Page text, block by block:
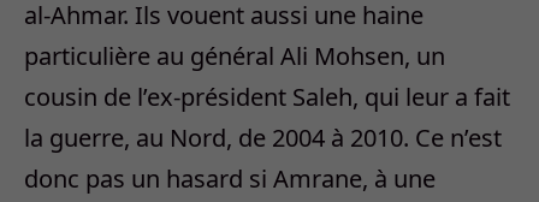
al-Ahmar. Ils vouent aussi une haine
particulière au général Ali Mohsen, un
cousin de l’ex-président Saleh, qui leur a fait
la guerre, au Nord, de 2004 à 2010. Ce n’est
donc pas un hasard si Amrane, à une